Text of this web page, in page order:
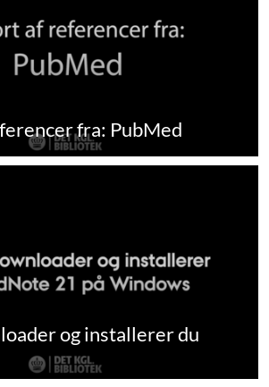
fra: PubMed
og installerer du